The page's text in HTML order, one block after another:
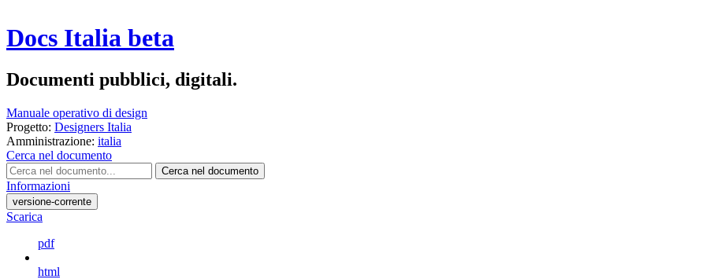
Docs Italia beta
Documenti pubblici, digitali.
Manuale operativo di design
Progetto: Designers Italia
Amministrazione: italia
Cerca nel documento
Cerca nel documento
Informazioni
versione-corrente
Scarica
pdf
html